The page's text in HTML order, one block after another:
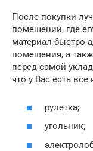
После покупки
помещении, где
материал быстро
помещения, а
перед самой
что у Вас есть
рулетка;
угольник;